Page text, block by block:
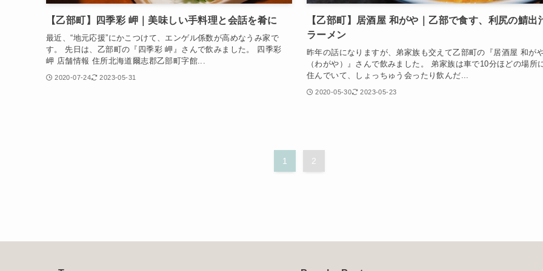
【乙部町】四季彩 岬｜美味しい手料理と会話を肴に
最近、“地元応援”にかこつけて、エンゲル係数が高めなうみ家で
す。 先日は、乙部町の『四季彩 岬』さんで飲みました。 四季彩
岬 店舗情報 住所北海道爾志郡乙部町字館...
2020-07-24 2023-05-31
【乙部町】居酒屋 和がや｜乙部で食す、利尻の鯖出
ラーメン
昨年の話になりますが、弟家族も交えて乙部町の『居酒屋 和が
（わがや）』さんで飲みました。 弟家族は車で10分ほどの場所
住んでいて、しょっちゅう会ったり飲んだ...
2020-05-30 2023-05-23
1 2